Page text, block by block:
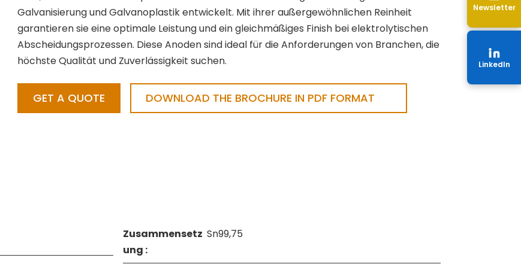
Galvanisierung und Galvanoplastik entwickelt. Mit ihrer außergewöhnlichen Reinheit
garantieren sie eine optimale Leistung und ein gleichmäßiges Finish bei elektrolytischen
Abscheidungsprozessen. Diese Anoden sind ideal für die Anforderungen von Branchen, die
höchste Qualität und Zuverlässigkeit suchen.
GET A QUOTE DOWNLOAD THE BROCHURE IN PDF FORMAT
Zusammensetz
ung :
Sn99,75
Newsletter
LinkedIn